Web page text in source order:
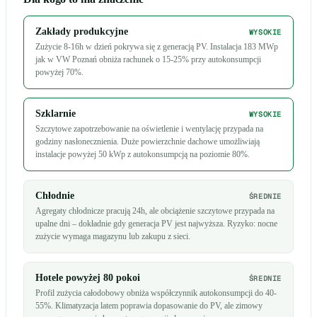
Zakłady produkcyjne WYSOKIE
Zużycie 8-16h w dzień pokrywa się z generacją PV. Instalacja 183 MWp
jak w VW Poznań obniża rachunek o 15-25% przy autokonsumpcji
powyżej 70%.
Szklarnie WYSOKIE
Szczytowe zapotrzebowanie na oświetlenie i wentylację przypada na
godziny nasłonecznienia. Duże powierzchnie dachowe umożliwiają
instalacje powyżej 50 kWp z autokonsumpcją na poziomie 80%.
Chłodnie ŚREDNIE
Agregaty chłodnicze pracują 24h, ale obciążenie szczytowe przypada na
upalne dni – dokładnie gdy generacja PV jest najwyższa. Ryzyko: nocne
zużycie wymaga magazynu lub zakupu z sieci.
Hotele powyżej 80 pokoi ŚREDNIE
Profil zużycia całodobowy obniża współczynnik autokonsumpcji do 40-
55%. Klimatyzacja latem poprawia dopasowanie do PV, ale zimowy